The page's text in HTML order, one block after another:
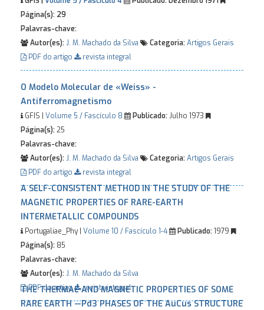
Página(s): 29
Palavras-chave:
Autor(es):J. M. Machado da Silva Categoria:Artigos Gerais
PDF do artigo
revista integral
O Modelo Molecular de «Weiss» -
Antiferromagnetismo
GFIS | Volume 5 / Fascículo 8 Publicado:Julho 1973
Página(s):25
Palavras-chave:
Autor(es):J. M. Machado da Silva Categoria:Artigos Gerais
PDF do artigo
revista integral
A SELF-CONSISTENT METHOD IN THE STUDY OF THE
MAGNETIC PROPERTIES OF RARE-EARTH
INTERMETALLIC COMPOUNDS
Portugaliae_Phy | Volume 10 / Fascículo 1-4 Publicado:1979
Página(s): 85
Palavras-chave:
Autor(es):J. M. Machado da Silva
PDF do artigo
revista integral
THE THERMAL AND MAGNETIC PROPERTIES OF SOME
RARE EARTH —Pd3 PHASES OF THE AuCus STRUCTURE